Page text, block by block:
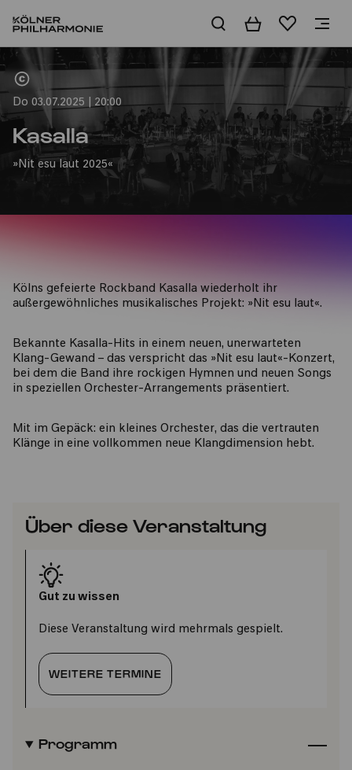
WarenkorbMerkliste
Home
Do 03.07.2025 | 20:00
Kasalla
»Nit esu laut 2025«
Kölns gefeierte Rockband Kasalla wiederholt ihr
außergewöhnliches musikalisches Projekt: »Nit esu laut«.
Bekannte Kasalla-Hits in einem neuen, unerwarteten
Klang-Gewand – das verspricht das »Nit esu laut«-Konzert,
bei dem die Band ihre rockigen Hymnen und neuen Songs
in speziellen Orchester-Arrangements präsentiert.
Mit im Gepäck: ein kleines Orchester, das die vertrauten
Klänge in eine vollkommen neue Klangdimension hebt.
Über diese Veranstaltung
Gut zu wissen
Diese Veranstaltung wird mehrmals gespielt.
WEITERE TERMINE
Programm